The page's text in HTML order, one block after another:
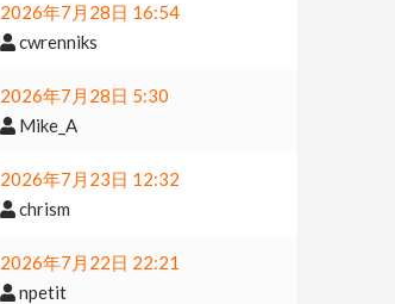
2026年7月28日 16:54
cwrenniks
2026年7月28日 5:30
Mike_A
2026年7月23日 12:32
chrism
2026年7月22日 22:21
npetit